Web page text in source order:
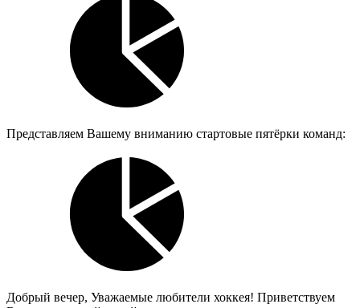
Представляем Вашему вниманию стартовые пятёрки команд:
Добрый вечер, Уважаемые любители хоккея! Приветствуем